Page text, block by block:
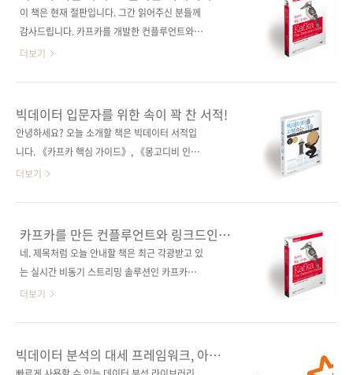
이터가 기반이 되는 4차 산업혁명과 4차 산업혁
명에서 빅데이터가 어떠한 역할을 하는지를 심
도 있게 설명합니다. 2부에서는 ..
보문고] [도서11번가] [알라딘] [예스이십사] [인
터파크] 전자책 구매 사이트(가나다순) [교보문
사] [인터파크] 출판사 제이펍 저작권사 技術評
論社 원서명 ビッグデータを支える技術(원서
스케 역자명 정인식 출판일 2018년 11월 5일
페이지 312쪽 시리즈 (없음) 판 형 크라운판 변
형(170*225*21) 제 본 ..
스트림 프로세싱
이 책은 현재 절판입니다. 그간 읽어주신 분들께
감사드립니다. 카프카를 개발한 컨플루언트와
링크드인의 엔지니어들이 직접 저술한 카프카
Definitive Guide(원서 ISBN:
9781491936160)저자명 네하 나크헤데, 그웬
샤피라, 토드 팔리노역자명 심재철출판일 2018
46배판 변형(188*245*17)제 본 무선(soft
cover)정 가 29,000원ISBN 979-11-88621-
베이스 / 빅 데이터 / 홈브루 / 오프셋 / 메트릭분
야 데이터베이스 / 빅 데이터 관련 사이트■ 저
작권사..
더보기
빅데이터 입문자를 위한 속이 꽉 찬 서적!
안녕하세요? 오늘 소개할 책은 빅데이터 서적입
니다. 《카프카 핵심 가이드》, 《몽고디비 인
액션(제판)》, 《하이 퍼포먼스 스파크》, 《러
터만을 중점적으로 다루는 기술 서적은 처음 출
간하는 것 같습니다. 대부분의 사람이 빅데이터
라고 하면 '데이터 분석'을 먼저 떠올릴 텐데, 이
이 책의 주제는 처음부터 끝까지 '데이터 처리를
어떻게 시스템화할 것인가', 즉 '데이터 처리의
석가의 업무 중 가장 많은 시간을 차지하면서도
더보기
카프카를 만든 컨플루언트와 링크드인의
엔지니어들이 직접 저술한 카프카 서적!
네. 제목처럼 오늘 안내할 책은 최근 각광받고 있
는 실시간 비동기 스트리밍 솔루션인 카프카
(Kafka) 서적입니다. 카프카를 만든 컨플루언트
는 데 필요한 내부 메커니즘에서부터 API에 이
르기까지 모든 핵심 사항을 알려줍니다. 저작권
더보기
빅데이터 분석의 대세 프레임워크, 아파치
스파크